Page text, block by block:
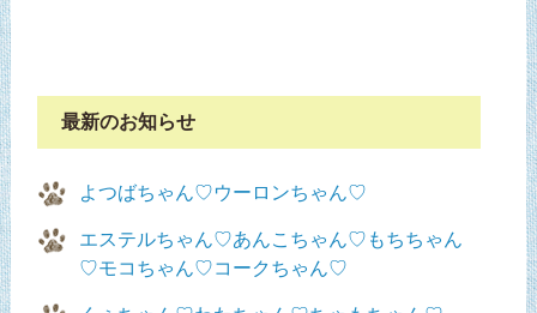
最新のお知らせ
よつばちゃん♡ウーロンちゃん♡
エステルちゃん♡あんこちゃん♡もちちゃん
♡モコちゃん♡コークちゃん♡